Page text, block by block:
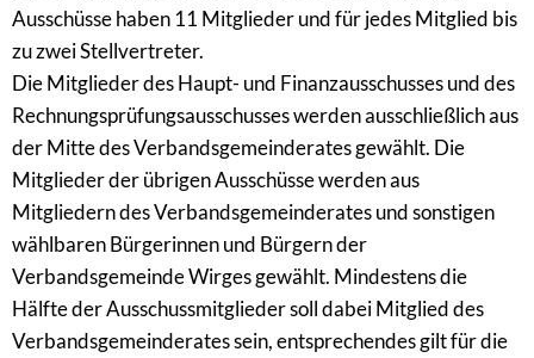
Ausschüsse haben 11 Mitglieder und für jedes Mitglied bis
zu zwei Stellvertreter.
Die Mitglieder des Haupt- und Finanzausschusses und des
Rechnungsprüfungsausschusses werden ausschließlich aus
der Mitte des Verbandsgemeinderates gewählt. Die
Mitglieder der übrigen Ausschüsse werden aus
Mitgliedern des Verbandsgemeinderates und sonstigen
wählbaren Bürgerinnen und Bürgern der
Verbandsgemeinde Wirges gewählt. Mindestens die
Hälfte der Ausschussmitglieder soll dabei Mitglied des
Verbandsgemeinderates sein, entsprechendes gilt für die